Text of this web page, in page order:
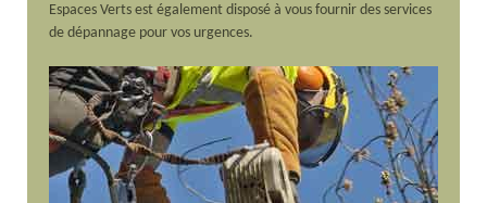
Espaces Verts est également disposé à vous fournir des services
de dépannage pour vos urgences.